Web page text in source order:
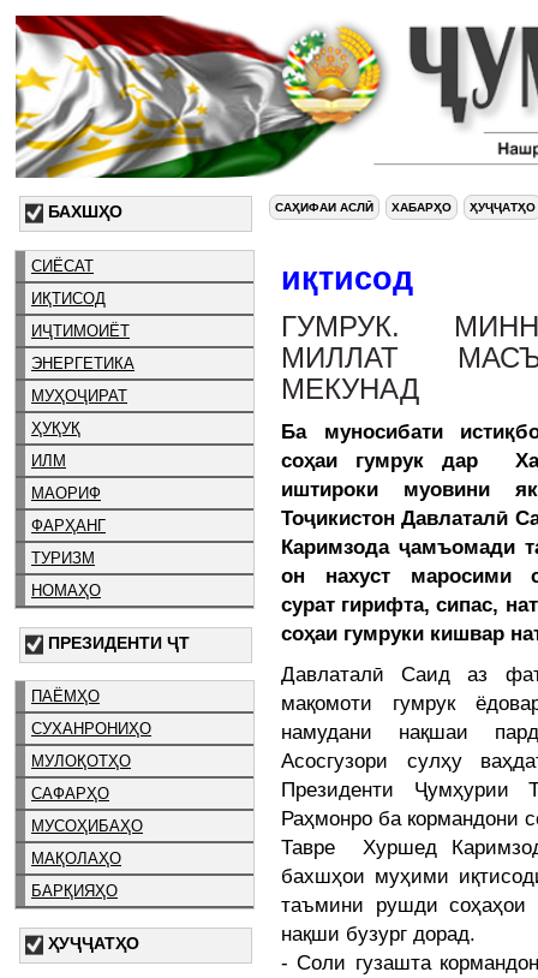
БАХШҲО
СИЁСАТ
ИҚТИСОД
ИҶТИМОИЁТ
ЭНЕРГЕТИКА
МУҲОҶИРАТ
ҲУҚУҚ
ИЛМ
МАОРИФ
ФАРҲАНГ
ТУРИЗМ
НОМАҲО
ПРЕЗИДЕНТИ ҶТ
ПАЁМҲО
СУХАНРОНИҲО
МУЛОҚОТҲО
САФАРҲО
МУСОҲИБАҲО
МАҚОЛАҲО
БАРҚИЯҲО
ҲУҶҶАТҲО
САҲИФАИ АСЛӢ ХАБАРҲО ҲУҶҶАТҲО
иқтисод
ГУМРУК.
МИЛЛАТ
МЕКУНАД
Ба муносибати
соҳаи гумрук дар
иштироки муовини
Тоҷикистон Давлаталӣ
Каримзода ҷамъомади
он нахуст маросими
сурат гирифта, сипас,
соҳаи гумруки кишвар
Давлаталӣ Саид аз
мақомоти гумрук
намудани нақшаи
Асосгузори сулҳу
Президенти Ҷумҳурии
Раҳмонро ба кормандони
Тавре Хуршед
бахшҳои муҳими
таъмини рушди соҳаҳои
нақши бузург дорад.
- Соли гузашта